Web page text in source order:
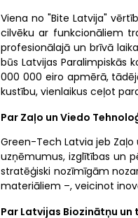
Viena no "Bite Latvija"
cilvēku ar funkcionāliem
profesionālajā un brīvā
būs Latvijas Paralimpiskās
000 000 eiro apmērā,
kustību, vienlaikus ceļot
Par Zaļo un Viedo
Green-Tech Latvia jeb Zaļo
uzņēmumus, izglītības un
stratēģiski nozīmīgām
materiāliem –, veicinot
Par Latvijas Biozinātņu